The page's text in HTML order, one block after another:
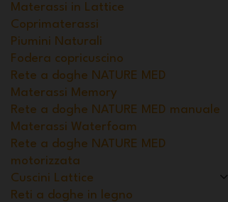
160x190 cm (Standard)
160x200 cm (Standard)
160x210 cm 160x220 cm
165x195 cm 165x200 cm
165x210 cm 165x220 cm 170x190 cm
170x195 cm 170x200 cm 170x205 cm
170x210 cm
180x190 cm 180x195 cm
Materassi in Lattice
Coprimaterassi
Piumini Naturali
Fodera copricuscino
Rete a doghe NATURE MED
Materassi Memory
Rete a doghe NATURE MED manuale
Materassi Waterfoam
Rete a doghe NATURE MED
motorizzata
Cuscini Lattice
Reti a doghe in legno